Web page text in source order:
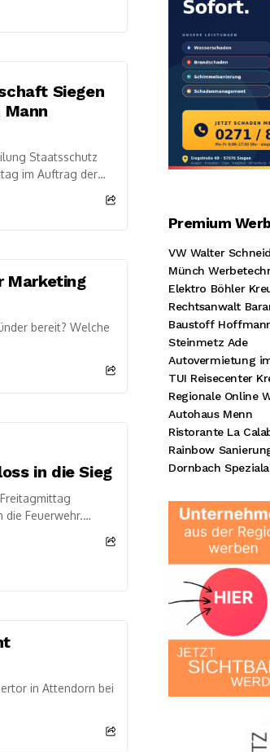
Siegen
Staatsschutz
im Auftrag der
Marketing
bereit? Welche
in die Sieg
Feuerwehr.
in Attendorn bei
Premium
VW Walter
Münch
Elektro Böhler
Rechtsanwalt
Baustoff
Steinmetz Ade
Autovermietung
TUI Reisecenter
Regionale Online
Autohaus Menn
Ristorante La
Rainbow
Dornbach